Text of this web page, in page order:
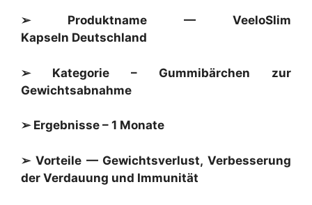
➢ Produktname — VeeloSlim
Kapseln Deutschland
➢ Kategorie – Gummibärchen zur
Gewichtsabnahme
➢ Ergebnisse – 1 Monate
➢ Vorteile — Gewichtsverlust, Verbesserung
der Verdauung und Immunität